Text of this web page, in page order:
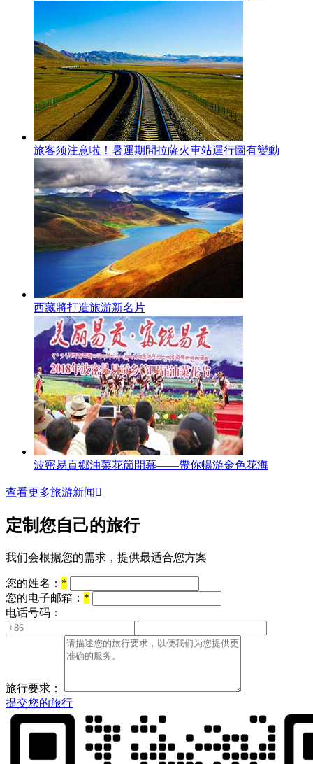
旅客须注意啦！暑運期間拉薩火車站運行圖有變動
西藏將打造旅游新名片
波密易貢鄉油菜花節開幕——帶你暢游金色花海
查看更多旅游新闻 
定制您自己的旅行
我们会根据您的需求，提供最适合您方案
您的姓名： *
您的电子邮箱： *
电话号码：
旅行要求：
提交您的旅行